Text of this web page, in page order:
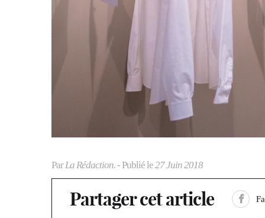
ParLa Rédaction.- Publié le27 Juin 2018
Partager cet article